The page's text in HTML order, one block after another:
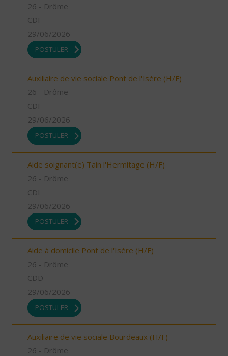
26 - Drôme
CDI
29/06/2026
POSTULER
Auxiliaire de vie sociale Pont de l'Isère (H/F)
26 - Drôme
CDI
29/06/2026
POSTULER
Aide soignant(e) Tain l'Hermitage (H/F)
26 - Drôme
CDI
29/06/2026
POSTULER
Aide à domicile Pont de l'Isère (H/F)
26 - Drôme
CDD
29/06/2026
POSTULER
Auxiliaire de vie sociale Bourdeaux (H/F)
26 - Drôme